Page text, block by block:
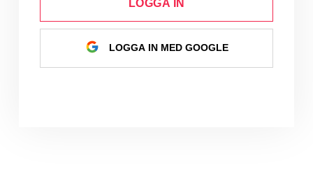
LOGGA IN
LOGGA IN MED GOOGLE